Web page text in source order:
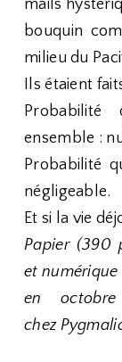
mails
bouquin
milieu du
Ils étaient
ensemble :
Probabilité
négligeable.
Et si la vie
Papier (390
et
en octobre
chez